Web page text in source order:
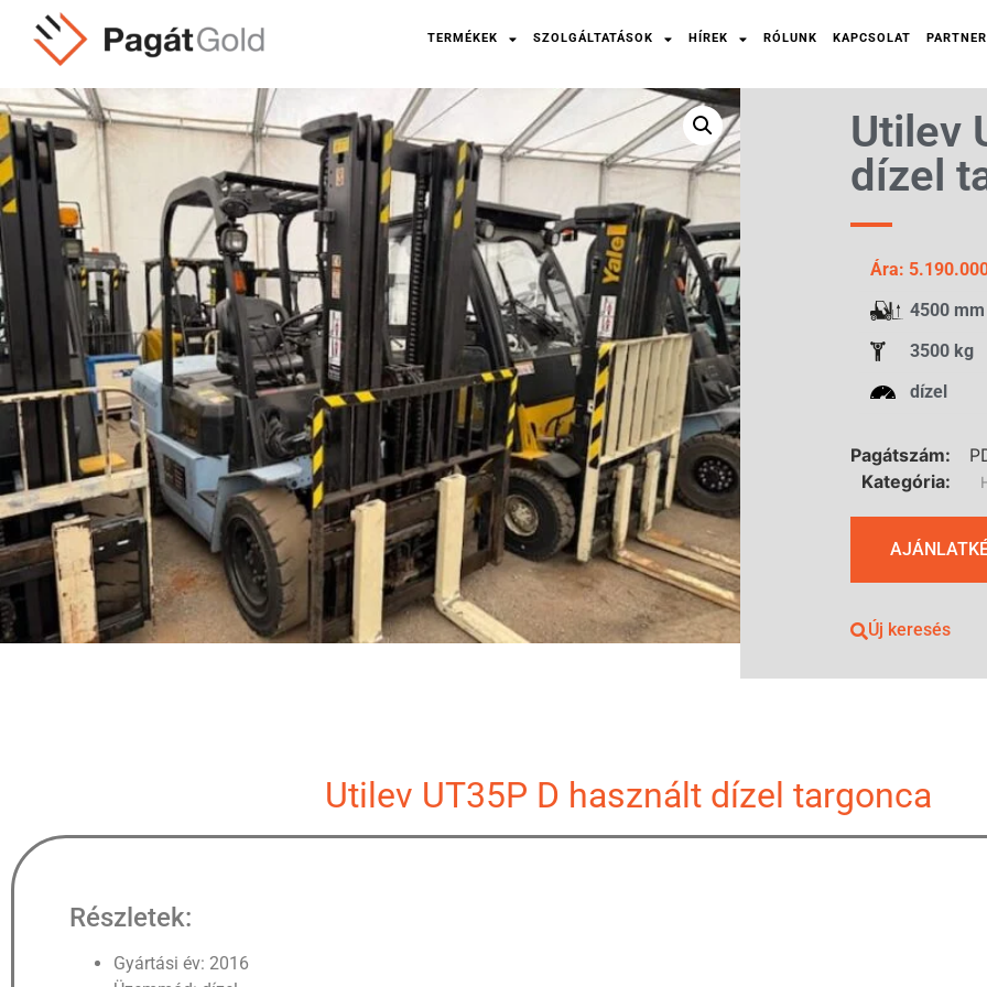
TERMÉKEK SZOLGÁLTATÁSOK HÍREK RÓLUNK KAPCSOLAT
Utilev
dízel
Ára:
4500 mm
3500 kg
dízel
Pagátszám:
Kategória:
Új keresés
Utilev UT35P D használt dízel targonca
Részletek:
Gyártási év: 2016